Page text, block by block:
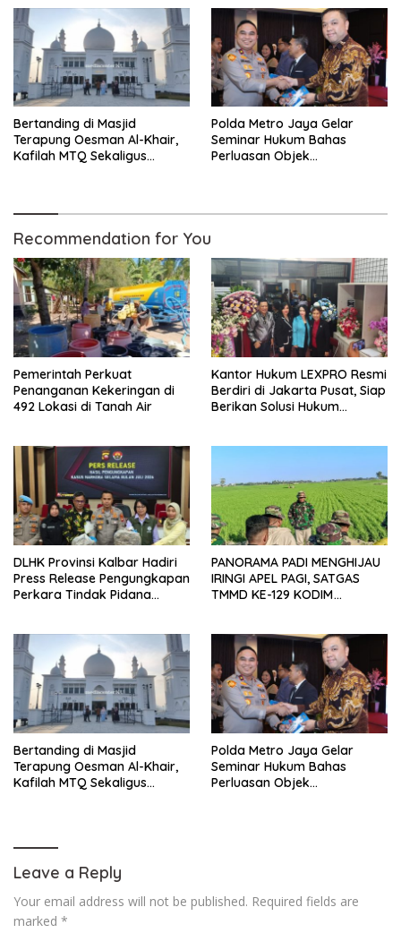
Bertanding di Masjid
Terapung Oesman Al-Khair,
Kafilah MTQ Sekaligus
Polda Metro Jaya Gelar
Seminar Hukum Bahas
Perluasan Objek
Recommendation for You
Pemerintah Perkuat
Penanganan Kekeringan di
492 Lokasi di Tanah Air
Kantor Hukum LEXPRO Resmi
Berdiri di Jakarta Pusat, Siap
Berikan Solusi Hukum
DLHK Provinsi Kalbar Hadiri
Press Release Pengungkapan
Perkara Tindak Pidana
PANORAMA PADI MENGHIJAU
IRINGI APEL PAGI, SATGAS
TMMD KE-129 KODIM
Bertanding di Masjid
Terapung Oesman Al-Khair,
Kafilah MTQ Sekaligus
Polda Metro Jaya Gelar
Seminar Hukum Bahas
Perluasan Objek
Leave a Reply
Your email address will not be published. Required fields are
marked *